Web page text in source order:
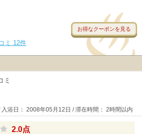
お得なクーポンを見る
ミ 12件
ミ
浴日： 2008年05月12日 / 滞在時間： 2時間以内
2.0点